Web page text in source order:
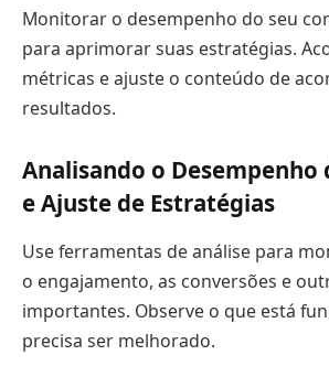
Monitorar o desempenho do seu
para aprimorar suas estratégias.
métricas e ajuste o conteúdo de
resultados.
Analisando o Desempenho
e Ajuste de Estratégias
Use ferramentas de análise para
o engajamento, as conversões e
importantes. Observe o que está
precisa ser melhorado.